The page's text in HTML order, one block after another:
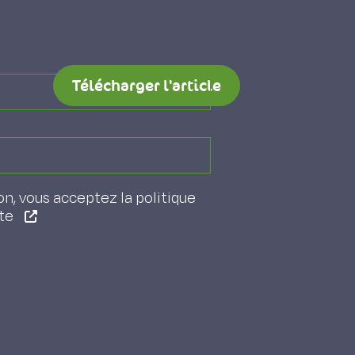
Télécharger l'article
vous acceptez la politique